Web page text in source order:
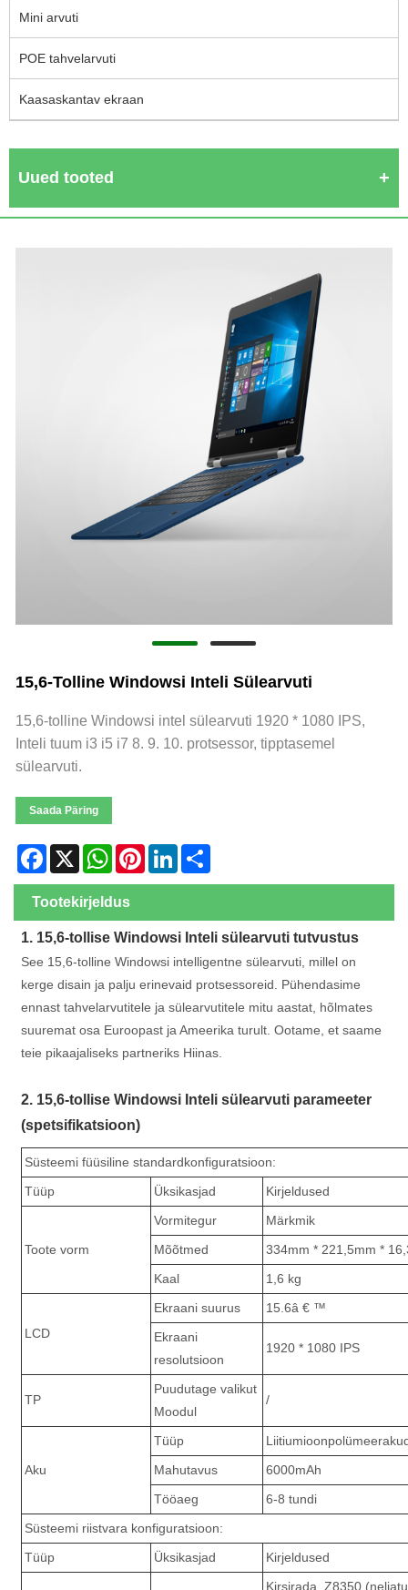
Mini arvuti
POE tahvelarvuti
Kaasaskantav ekraan
Uued tooted
15,6-Tolline Windowsi Inteli Sülearvuti
15,6-tolline Windowsi intel sülearvuti 1920 * 1080 IPS,
Inteli tuum i3 i5 i7 8. 9. 10. protsessor, tipptasemel
sülearvuti.
Saada Päring
Facebook
X WhatsApp
PinterestLinkedIn
Tootekirjeldus
1. 15,6-tollise Windowsi Inteli sülearvuti tutvustus
See 15,6-tolline Windowsi intelligentne sülearvuti, millel on
kerge disain ja palju erinevaid protsessoreid. Pühendasime
ennast tahvelarvutitele ja sülearvutitele mitu aastat, hõlmates
suuremat osa Euroopast ja Ameerika turult. Ootame, et saame
teie pikaajaliseks partneriks Hiinas.
2. 15,6-tollise Windowsi Inteli sülearvuti parameeter
(spetsifikatsioon)
Süsteemi füüsiline standardkonfiguratsioon:
Tüüp
Üksikasjad Kirjeldused
Toote vorm
Vormitegur
Märkmik
Mõõtmed
334mm * 221,5mm *
Kaal
1,6 kg
LCD
Ekraani suurus
15.6â € ™
Ekraani
resolutsioon
1920 * 1080 IPS
TP
Puudutage valikut
Moodul
/
Aku
Tüüp
Mahutavus
6000mAh
Tööaeg
6-8 tundi
Süsteemi riistvara konfiguratsioon:
Tüüp
Üksikasjad
Kirjeldused
Kirsirada, Z8350